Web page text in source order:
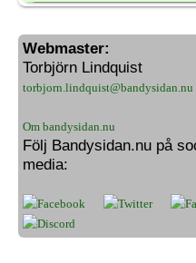
Webmaster:
Torbjörn Lindquist
torbjorn.lindquist@bandysidan.nu
Om bandysidan.nu
Följ Bandysidan.nu på
media: